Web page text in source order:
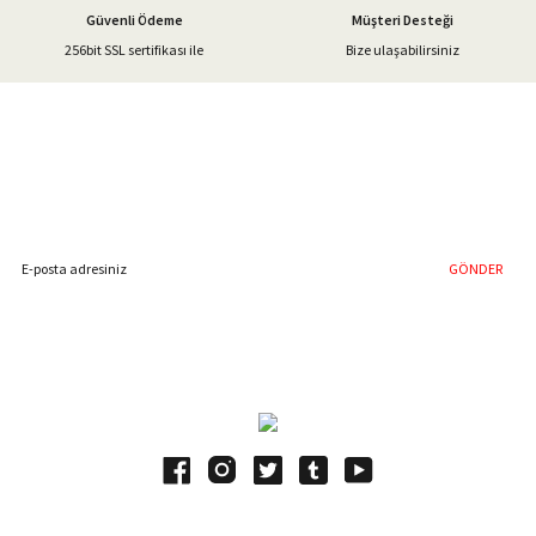
Gönder
Güvenli Ödeme
256bit SSL sertifikası ile
Müşteri Desteği
Bize ulaşabilirsiniz
GÖNDER